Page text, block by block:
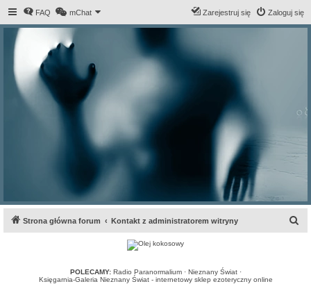
FAQ mChat Zaloguj się
Zarejestruj się
Strona główna forum Kontakt z administratorem witryny
POLECAMY: Radio Paranormalium· Nieznany Świat·
Księgarnia-Galeria Nieznany Świat - internetowy sklep ezoteryczny online